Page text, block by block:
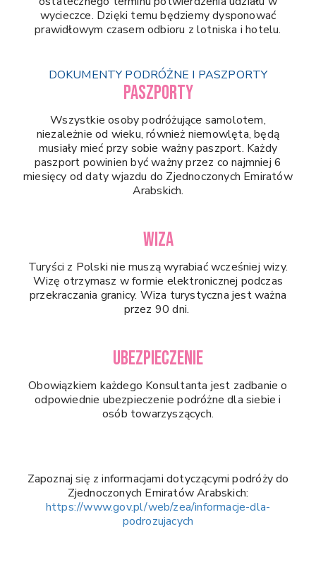
wycieczce. Dzięki temu będziemy dysponować
prawidłowym czasem odbioru z lotniska i hotelu.
DOKUMENTY PODRÓŻNE I PASZPORTY
PASZPORTY
Wszystkie osoby podróżujące samolotem,
niezależnie od wieku, również niemowlęta, będą
musiały mieć przy sobie ważny paszport. Każdy
paszport powinien być ważny przez co najmniej 6
miesięcy od daty wjazdu do Zjednoczonych Emiratów
Arabskich.
WIZA
Turyści z Polski nie muszą wyrabiać wcześniej wizy.
Wizę otrzymasz w formie elektronicznej podczas
przekraczania granicy. Wiza turystyczna jest ważna
przez 90 dni.
UBEZPIECZENIE
Obowiązkiem każdego Konsultanta jest zadbanie o
odpowiednie ubezpieczenie podróżne dla siebie i
osób towarzyszących.
Zapoznaj się z informacjami dotyczącymi podróży do
Zjednoczonych Emiratów Arabskich:
https://www.gov.pl/web/zea/informacje-dla-
podrozujacych